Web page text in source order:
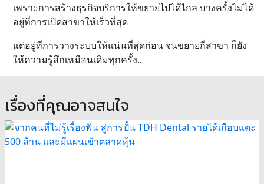
เพราะการสร้างธุรกิจบริการให้ขยายไปได้ไกล บางครั้งไม่ได้
อยู่ที่การเปิดสาขาให้เร็วที่สุด
แต่อยู่ที่การวางระบบให้แน่นที่สุดก่อน จนขยายกี่สาขา ก็ยัง
ให้ความรู้สึกเหมือนเดิมทุกครั้ง..
เรื่องที่คุณอาจสนใจ